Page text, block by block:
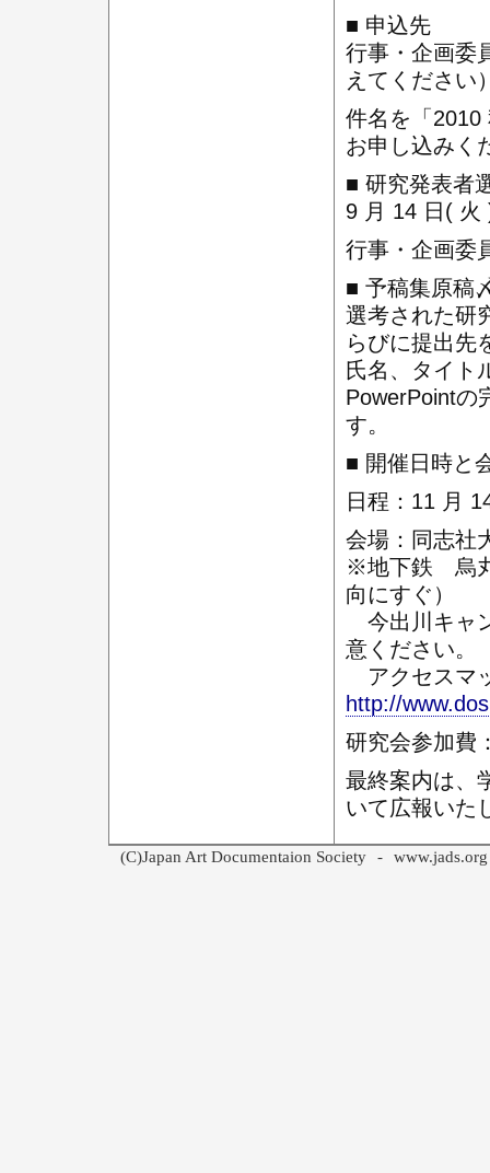
■ 申込先
行事・企画
えてください
件名を「2010
お申し込みく
■ 研究発表者
9 月 14 日( 火
行事・企画委
■ 予稿集原稿
選考された研
らびに提出先
氏名、タイト
PowerPointの
す。
■ 開催日時と
日程：11 月
会場：同志
※地下鉄 烏
向にすぐ）
今出川キャ
意ください。
アクセス
http://
研究会参加費
最終案内は
いて広報いた
(C)Japan Art Documentaion Society - www.jads.org